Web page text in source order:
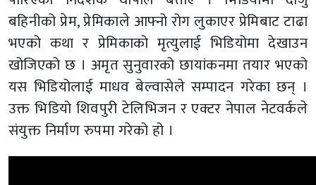
बहिनीको प्रेम, प्रेमिकाले आफ्नो रोग लुकाएर प्रेमिबाट टाढा
भएको कथा र प्रेमिकाको मृत्युलाई भिडियोमा देखाउन
खोजिएको छ । अमृत सुनुवारको छायांकनमा तयार भएको
यस भिडियोलाई माधव बेल्वासेले सम्पादन गरेका छन् ।
उक्त भिडियो शिवपुरी टेलिभिजन र एक्टर नेपाल नेटवर्कले
संयुक्त निर्माण रुपमा गरेको हो ।